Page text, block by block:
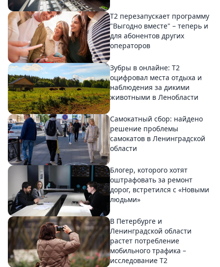
Т2 перезапускает программу
"Выгодно вместе" – теперь и
для абонентов других
операторов
Зубры в онлайне: Т2
оцифровал места отдыха и
наблюдения за дикими
животными в Ленобласти
Самокатный сбор: найдено
решение проблемы
самокатов в Ленинградской
области
Блогер, которого хотят
оштрафовать за ремонт
дорог, встретился с «Новыми
людьми»
В Петербурге и
Ленинградской области
растет потребление
мобильного трафика –
исследование T2